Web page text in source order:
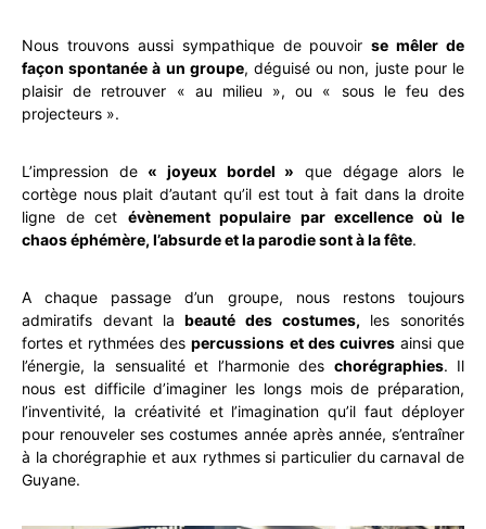
Nous trouvons aussi sympathique de pouvoirse mêler de
façon spontanée à un groupe, déguisé ou non, juste pour le
plaisir de retrouver « au milieu », ou « sous le feu des
projecteurs ».
L’impression de « joyeux bordel » que dégage alors le
cortège nous plait d’autant qu’il est tout à fait dans la droite
ligne de cet évènement populaire par excellence où le
chaos éphémère, l’absurde et la parodie sont à la fête.
A chaque passage d’un groupe, nous restons toujours
admiratifs devant la beauté des costumes, les sonorités
fortes et rythmées despercussions et des cuivresainsi que
l’énergie, la sensualité et l’harmonie des chorégraphies. Il
nous est difficile d’imaginer les longs mois de préparation,
l’inventivité, la créativité et l’imagination qu’il faut déployer
pour renouveler ses costumes année après année, s’entraîner
à la chorégraphie et aux rythmes si particulier du carnaval de
Guyane.